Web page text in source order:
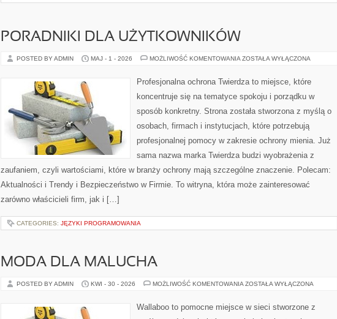
PORADNIKI DLA UŻYTKOWNIKÓW
POSTED BY ADMIN MAJ - 1 - 2026 MOŻLIWOŚĆ KOMENTOWANIA PORADNIKI
ZOSTAŁA WYŁĄCZONA
Profesjonalna ochrona Twierdza to miejsce, które
koncentruje się na tematyce spokoju i porządku w
sposób konkretny. Strona została stworzona z myślą o
osobach, firmach i instytucjach, które potrzebują
profesjonalnej pomocy w zakresie ochrony mienia. Już
sama nazwa marka Twierdza budzi wyobrażenia z
zaufaniem, czyli wartościami, które w branży ochrony mają szczególne znaczenie. Polecam:
Aktualności i Trendy i Bezpieczeństwo w Firmie. To witryna, która może zainteresować
zarówno właścicieli firm, jak i […]
CATEGORIES: JĘZYKI PROGRAMOWANIA
MODA DLA MALUCHA
POSTED BY ADMIN KWI - 30 - 2026 MOŻLIWOŚĆ KOMENTOWANIA MODA
ZOSTAŁA WYŁĄCZONA
Wallaboo to pomocne miejsce w sieci stworzone z